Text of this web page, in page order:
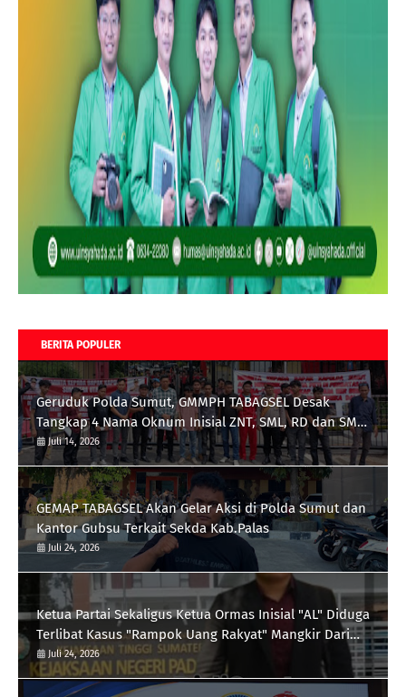
BERITA POPULER
Geruduk Polda Sumut, GMMPH TABAGSEL Desak
Tangkap 4 Nama Oknum Inisial ZNT, SML, RD dan SMB
terkait Tambang Emas Ilegal di Perbatasan
Tapsel/Madina
Juli 14, 2026
GEMAP TABAGSEL Akan Gelar Aksi di Polda Sumut dan
Kantor Gubsu Terkait Sekda Kab.Palas
Juli 24, 2026
Ketua Partai Sekaligus Ketua Ormas Inisial "AL" Diduga
Terlibat Kasus "Rampok Uang Rakyat" Mangkir Dari
Panggilan Kejari Padangsidimpuan
Juli 24, 2026